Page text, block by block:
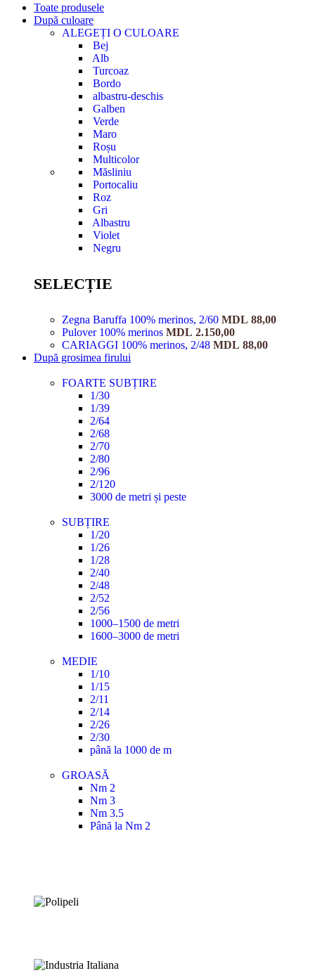
Toate produsele
După culoare
ALEGEȚI O CULOARE
Bej
Alb
Turcoaz
Bordo
albastru-deschis
Galben
Verde
Maro
Roșu
Multicolor
Măsliniu
Portocaliu
Roz
Gri
Albastru
Violet
Negru
SELECȚIE
Zegna Baruffa 100% merinos, 2/60 MDL 88,00
Pulover 100% merinos MDL 2.150,00
CARIAGGI 100% merinos, 2/48 MDL 88,00
După grosimea firului
FOARTE SUBȚIRE
1/30
1/39
2/64
2/68
2/70
2/80
2/96
2/120
3000 de metri și peste
SUBȚIRE
1/20
1/26
1/28
2/40
2/48
2/52
2/56
1000–1500 de metri
1600–3000 de metri
MEDIE
1/10
1/15
2/11
2/14
2/26
2/30
până la 1000 de m
GROASĂ
Nm 2
Nm 3
Nm 3.5
Până la Nm 2